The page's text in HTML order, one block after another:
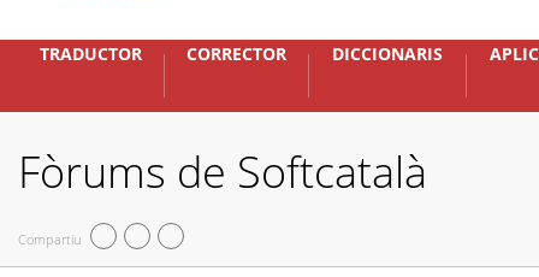
TRADUCTOR CORRECTOR DICCIONARIS
Fòrums de Softcatalà
Compartiu